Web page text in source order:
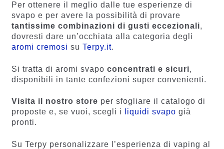
Per ottenere il meglio dalle tue esperienze di
svapo e per avere la possibilità di provare
tantissime combinazioni di gusti eccezionali,
dovresti dare un’occhiata alla categoria degli
aromi cremosi su Terpy.it.
Si tratta di aromi svapo concentrati e sicuri,
disponibili in tante confezioni super convenienti.
Visita il nostro store per sfogliare il catalogo di
proposte e, se vuoi, scegli i
liquidi svapo già
pronti.
Su Terpy personalizzare l’esperienza di vaping al